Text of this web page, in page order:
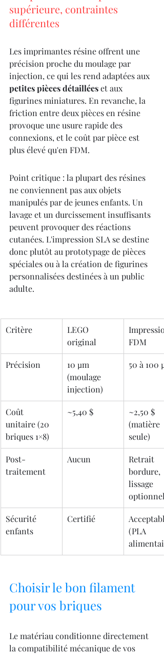
supérieure, contraintes
différentes
Les imprimantes résine offrent une
précision proche du moulage par
injection, ce qui les rend adaptées aux
petites pièces détaillées et aux
figurines miniatures. En revanche, la
friction entre deux pièces en résine
provoque une usure rapide des
connexions, et le coût par pièce est
plus élevé qu'en FDM.
Point critique : la plupart des résines
ne conviennent pas aux objets
manipulés par de jeunes enfants. Un
lavage et un durcissement insuffisants
peuvent provoquer des réactions
cutanées. L'impression SLA se destine
donc plutôt au prototypage de pièces
spéciales ou à la création de figurines
personnalisées destinées à un public
adulte.
Critère
LEGO
original
FDM
Précision
10 µm
(moulage
injection)
50 à 100
Coût
unitaire (20
briques 1×8)
~5,40 $
~2,50 $
(matière
seule)
Post-
traitement
Aucun
Retrait
bordure,
lissage
optionnel
Sécurité
enfants
Certifié
(PLA
Choisir le bon filament
pour vos briques
Le matériau conditionne directement
la compatibilité mécanique de vos